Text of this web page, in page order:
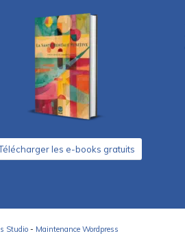
les e-books gratuits
Studio - Maintenance Wordpress